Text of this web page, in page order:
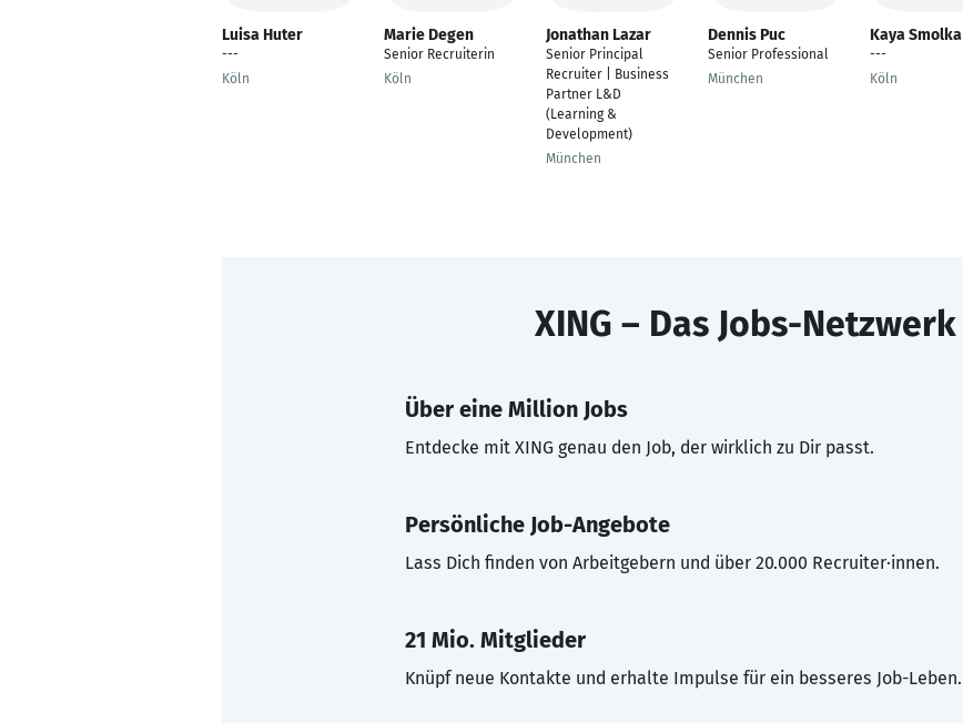
Luisa Huter
---
Köln
Marie Degen
Senior Recruiterin
Köln
Jonathan Lazar
Senior Principal
Recruiter | Business
Partner L&D
(Learning &
Development)
München
Dennis Puc
Senior Professional
München
Kaya Smolka
---
Köln
XING – Das Jobs-Netzwerk
Über eine Million Jobs
Entdecke mit XING genau den Job, der wirklich zu Dir passt.
Persönliche Job-Angebote
Lass Dich finden von Arbeitgebern und über 20.000 Recruiter·innen.
21 Mio. Mitglieder
Knüpf neue Kontakte und erhalte Impulse für ein besseres Job-Leben.